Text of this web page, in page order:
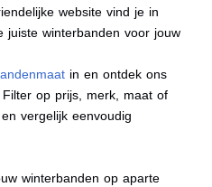
website vind je in
juiste winterbanden voor jouw
in en ontdek ons
op prijs, merk, maat of
vergelijk eenvoudig
winterbanden op aparte